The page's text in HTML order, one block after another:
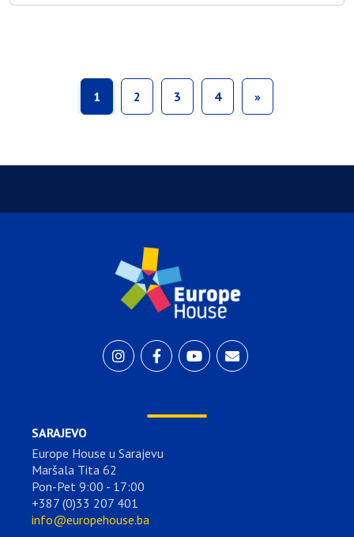
1 2 3 4 »
SARAJEVO
Europe House u Sarajevu
Maršala Tita 62
Pon-Pet 9:00 - 17:00
+387 (0)33 207 401
info@europehouse.ba